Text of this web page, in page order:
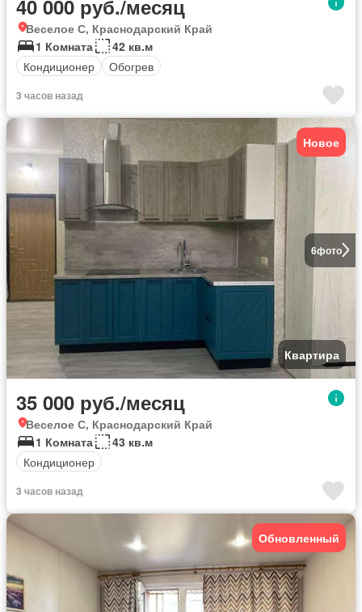
40 000 руб./месяц
Веселое С, Краснодарский Край
1 Комната
42 кв.м
Кондиционер
Обогрев
3 часов назад
6фото
Новое
Квартира
35 000 руб./месяц
Веселое С, Краснодарский Край
1 Комната
43 кв.м
Кондиционер
3 часов назад
Обновленный